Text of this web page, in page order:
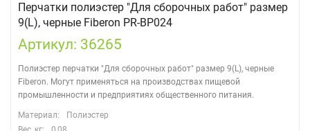
Перчатки полиэстер "Для сборочных работ" размер
9(L), черные Fiberon PR-BP024
Артикул: 36265
Полиэстер перчатки "Для сборочных работ" размер 9(L), черные
Fiberon. Могут применяться на производствах пищевой
промышленности и предприятиях общественного питания.
Материал:
Полиэстер